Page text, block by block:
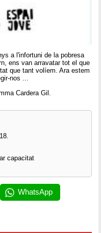
a l'infortuni de la pobresa
ens van arravatar tot el que
que tant volíem. Ara estem
nos ...
Cardera Gil.
capacitat
WhatsApp